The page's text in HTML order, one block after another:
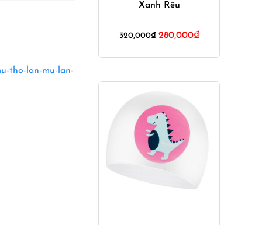
tho-lan-mu-lan-
Xanh Rêu
320,000₫ Giá
là:
280,000₫Giá
tại
280,000₫.